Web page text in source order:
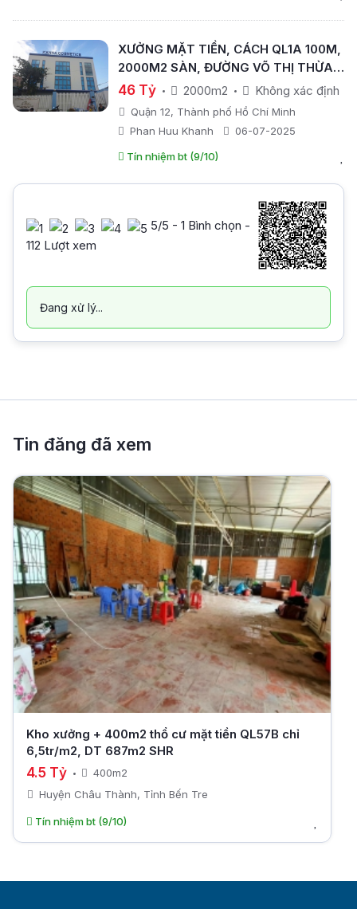
XƯỞNG MẶT TIỀN, CÁCH QL1A 100M,
2000M2 SÀN, ĐƯỜNG VÕ THỊ THỪA
QUẬN 12
46 Tỷ 2000m2 Không xác định
Quận 12, Thành phố Hồ Chí Minh
Phan Huu Khanh
06-07-2025
Tín nhiệm bt (9/10)
5/5 - 1 Bình chọn -
112 Lượt xem
Đang xử lý...
Tin đăng đã xem
Kho xưởng + 400m2 thổ cư mặt tiền QL57B chỉ
6,5tr/m2, DT 687m2 SHR
4.5 Tỷ
400m2
Huyện Châu Thành, Tỉnh Bến Tre
Tín nhiệm bt (9/10)